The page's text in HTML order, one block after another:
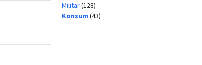
Militär(128)
Konsum (43)